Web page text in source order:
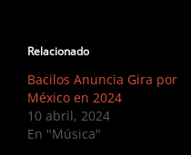
Relacionado
Bacilos Anuncia Gira por
México en 2024
10 abril, 2024
En "Música"